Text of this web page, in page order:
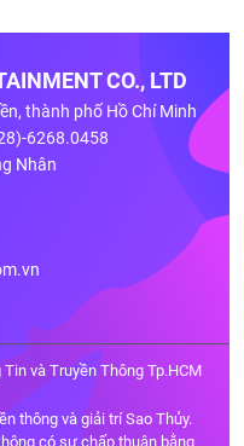
CO., LTD
thành phố Hồ Chí Minh
6268.0458
Nhân
và Truyền Thông Tp.HCM
thông và giải trí Sao Thủy.
có sự chấp thuận bằng